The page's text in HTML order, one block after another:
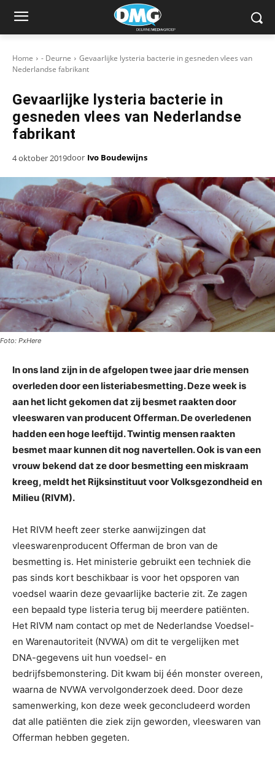
Home - Deurne
Gevaarlijke lysteria bacterie in gesneden vlees van
Nederlandse fabrikant
Gevaarlijke lysteria bacterie in
gesneden vlees van Nederlandse
fabrikant
4 oktober 2019door Ivo Boudewijns
Foto: PxHere
In ons land zijn in de afgelopen twee jaar drie mensen
overleden door een listeriabesmetting. Deze week is
aan het licht gekomen dat zij besmet raakten door
vleeswaren van producent Offerman. De overledenen
hadden een hoge leeftijd. Twintig mensen raakten
besmet maar kunnen dit nog navertellen. Ook is van een
vrouw bekend dat ze door besmetting een miskraam
kreeg, meldt het Rijksinstituut voor Volksgezondheid en
Milieu (RIVM).
Het RIVM heeft zeer sterke aanwijzingen dat
vleeswarenproducent Offerman de bron van de
besmetting is. Het ministerie gebruikt een techniek die
pas sinds kort beschikbaar is voor het opsporen van
voedsel waarin deze gevaarlijke bacterie zit. Ze zagen
een bepaald type listeria terug bij meerdere patiënten.
Het RIVM nam contact op met de Nederlandse Voedsel-
en Warenautoriteit (NVWA) om dit te vergelijken met
DNA-gegevens uit hun voedsel- en
bedrijfsbemonstering. Dit kwam bij één monster overeen,
waarna de NVWA vervolgonderzoek deed. Door deze
samenwerking, kon deze week geconcludeerd worden
dat alle patiënten die ziek zijn geworden, vleeswaren van
Offerman hebben gegeten.